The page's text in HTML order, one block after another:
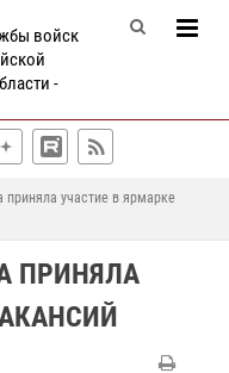
войск
-
приняла участие в ярмарке
ПРИНЯЛА